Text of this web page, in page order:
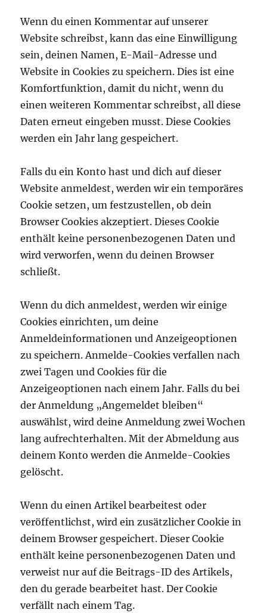
Wenn du einen Kommentar auf unserer
Website schreibst, kann das eine Einwilligung
sein, deinen Namen, E-Mail-Adresse und
Website in Cookies zu speichern. Dies ist eine
Komfortfunktion, damit du nicht, wenn du
einen weiteren Kommentar schreibst, all diese
Daten erneut eingeben musst. Diese Cookies
werden ein Jahr lang gespeichert.
Falls du ein Konto hast und dich auf dieser
Website anmeldest, werden wir ein temporäres
Cookie setzen, um festzustellen, ob dein
Browser Cookies akzeptiert. Dieses Cookie
enthält keine personenbezogenen Daten und
wird verworfen, wenn du deinen Browser
schließt.
Wenn du dich anmeldest, werden wir einige
Cookies einrichten, um deine
Anmeldeinformationen und Anzeigeoptionen
zu speichern. Anmelde-Cookies verfallen nach
zwei Tagen und Cookies für die
Anzeigeoptionen nach einem Jahr. Falls du bei
der Anmeldung „Angemeldet bleiben“
auswählst, wird deine Anmeldung zwei Wochen
lang aufrechterhalten. Mit der Abmeldung aus
deinem Konto werden die Anmelde-Cookies
gelöscht.
Wenn du einen Artikel bearbeitest oder
veröffentlichst, wird ein zusätzlicher Cookie in
deinem Browser gespeichert. Dieser Cookie
enthält keine personenbezogenen Daten und
verweist nur auf die Beitrags-ID des Artikels,
den du gerade bearbeitet hast. Der Cookie
verfällt nach einem Tag.